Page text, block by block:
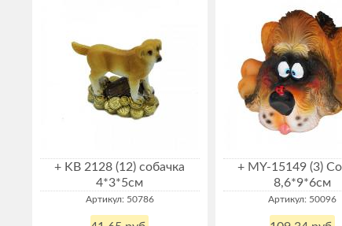
+ KB 2128 (12) собачка
4*3*5см
Артикул: 50786
+ MY-15149 (3)
8,6*9*6см
Артикул: 50096